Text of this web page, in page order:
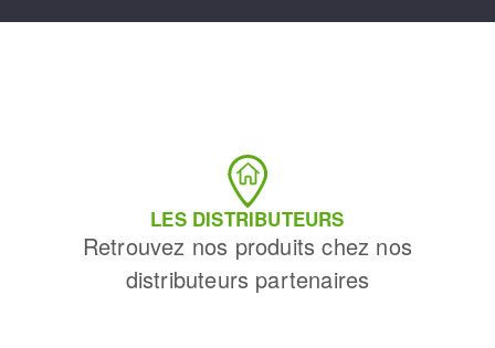
LES DISTRIBUTEURS
Retrouvez nos produits chez nos
distributeurs partenaires